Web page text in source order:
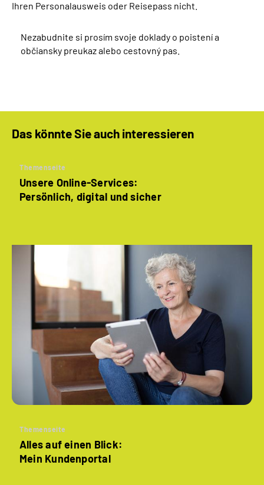
Ihren Personalausweis oder Reisepass nicht.
Nezabudnite si prosím svoje doklady o poistení a
občiansky preukaz alebo cestovný pas.
Das könnte Sie auch interessieren
Themenseite
Unsere Online-Services:
Persönlich, digital und sicher
Themenseite
Alles auf einen Blick:
Mein Kundenportal